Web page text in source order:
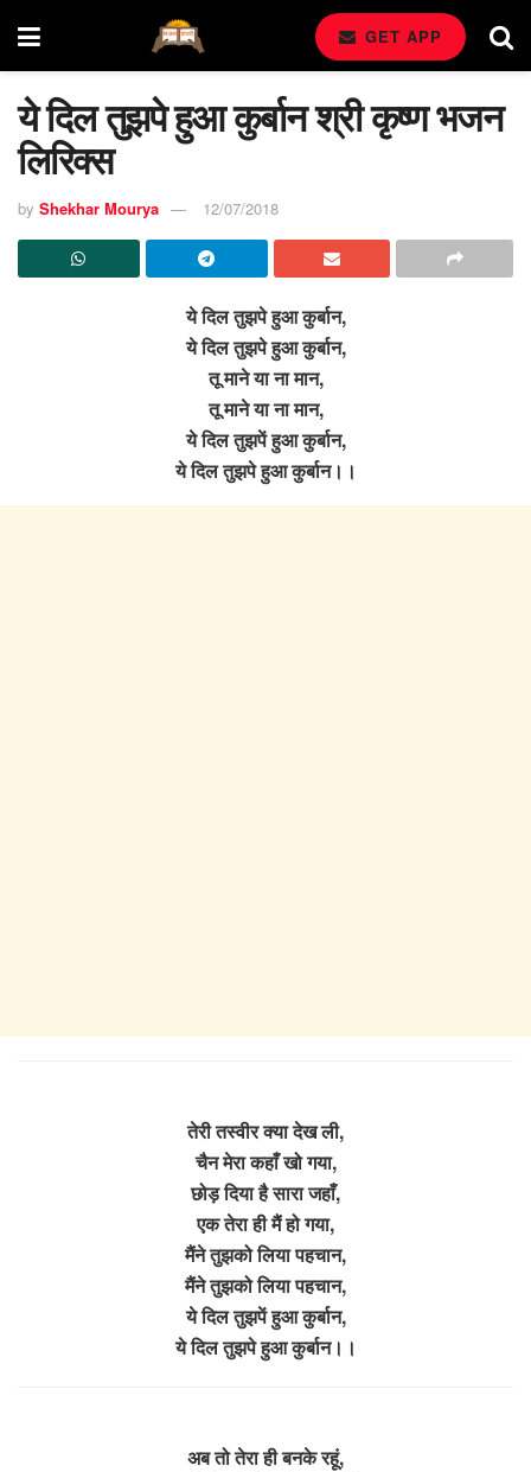
GET APP
ये दिल तुझपे हुआ कुर्बान श्री कृष्ण भजन
लिरिक्स
by Shekhar Mourya 12/07/2018
ये दिल तुझपे हुआ कुर्बान,
ये दिल तुझपे हुआ कुर्बान,
तू माने या ना मान,
तू माने या ना मान,
ये दिल तुझपें हुआ कुर्बान,
ये दिल तुझपे हुआ कुर्बान।।
तेरी तस्वीर क्या देख ली,
चैन मेरा कहाँ खो गया,
छोड़ दिया है सारा जहाँ,
एक तेरा ही मैं हो गया,
मैंने तुझको लिया पहचान,
मैंने तुझको लिया पहचान,
ये दिल तुझपें हुआ कुर्बान,
ये दिल तुझपे हुआ कुर्बान।।
अब तो तेरा ही बनके रहूं,